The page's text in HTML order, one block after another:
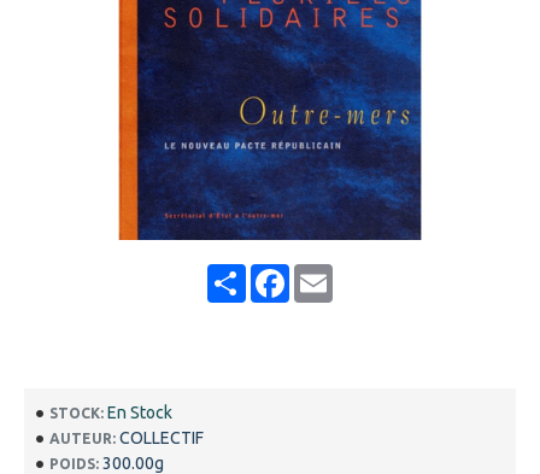
ShareFacebook
Email
STOCK: En Stock
AUTEUR: COLLECTIF
POIDS: 300.00g